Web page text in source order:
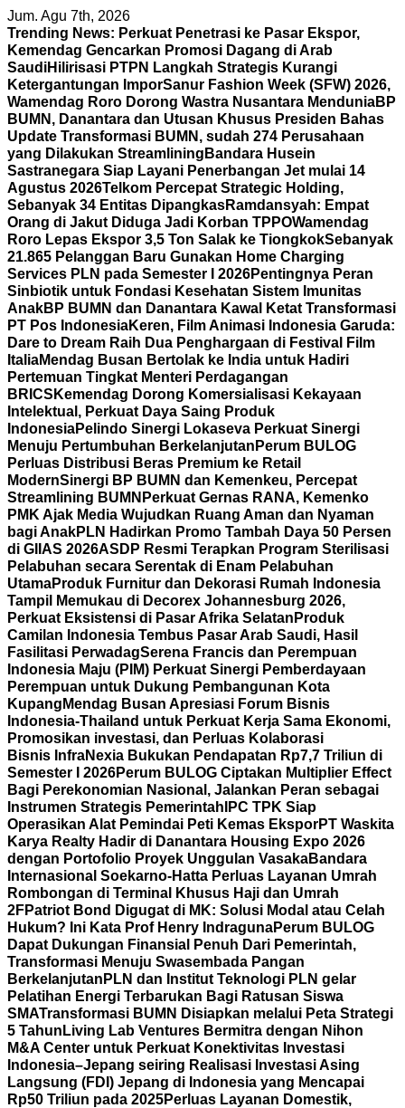
Skip
to
content
Jum. Agu 7th, 2026
Trending News: Perkuat Penetrasi ke Pasar Ekspor,
Kemendag Gencarkan Promosi Dagang di Arab
SaudiHilirisasi PTPN Langkah Strategis Kurangi
Ketergantungan ImporSanur Fashion Week (SFW) 2026,
Wamendag Roro Dorong Wastra Nusantara MenduniaBP
BUMN, Danantara dan Utusan Khusus Presiden Bahas
Update Transformasi BUMN, sudah 274 Perusahaan
yang Dilakukan Streamlining Bandara Husein
Sastranegara Siap Layani Penerbangan Jet mulai 14
Agustus 2026Telkom Percepat Strategic Holding,
Sebanyak 34 Entitas DipangkasRamdansyah: Empat
Orang di Jakut Diduga Jadi Korban TPPOWamendag
Roro Lepas Ekspor 3,5 Ton Salak ke TiongkokSebanyak
21.865 Pelanggan Baru Gunakan Home Charging
Services PLN pada Semester I 2026Pentingnya Peran
Sinbiotik untuk Fondasi Kesehatan Sistem Imunitas
AnakBP BUMN dan Danantara Kawal Ketat Transformasi
PT Pos IndonesiaKeren, Film Animasi Indonesia Garuda:
Dare to Dream Raih Dua Penghargaan di Festival Film
ItaliaMendag Busan Bertolak ke India untuk Hadiri
Pertemuan Tingkat Menteri Perdagangan
BRICS Kemendag Dorong Komersialisasi Kekayaan
Intelektual, Perkuat Daya Saing Produk
IndonesiaPelindo Sinergi Lokaseva Perkuat Sinergi
Menuju Pertumbuhan Berkelanjutan Perum BULOG
Perluas Distribusi Beras Premium ke Retail
ModernSinergi BP BUMN dan Kemenkeu, Percepat
Streamlining BUMN Perkuat Gernas RANA, Kemenko
PMK Ajak Media Wujudkan Ruang Aman dan Nyaman
bagi AnakPLN Hadirkan Promo Tambah Daya 50 Persen
di GIIAS 2026ASDP Resmi Terapkan Program Sterilisasi
Pelabuhan secara Serentak di Enam Pelabuhan
UtamaProduk Furnitur dan Dekorasi Rumah Indonesia
Tampil Memukau di Decorex Johannesburg 2026,
Perkuat Eksistensi di Pasar Afrika Selatan Produk
Camilan Indonesia Tembus Pasar Arab Saudi, Hasil
Fasilitasi PerwadagSerena Francis dan Perempuan
Indonesia Maju (PIM) Perkuat Sinergi Pemberdayaan
Perempuan untuk Dukung Pembangunan Kota
Kupang Mendag Busan Apresiasi Forum Bisnis
Indonesia-Thailand untuk Perkuat Kerja Sama Ekonomi,
Promosikan investasi, dan Perluas Kolaborasi
Bisnis InfraNexia Bukukan Pendapatan Rp7,7 Triliun di
Semester I 2026Perum BULOG Ciptakan Multiplier Effect
Bagi Perekonomian Nasional, Jalankan Peran sebagai
Instrumen Strategis Pemerintah IPC TPK Siap
Operasikan Alat Pemindai Peti Kemas EksporPT Waskita
Karya Realty Hadir di Danantara Housing Expo 2026
dengan Portofolio Proyek Unggulan VasakaBandara
Internasional Soekarno-Hatta Perluas Layanan Umrah
Rombongan di Terminal Khusus Haji dan Umrah
2FPatriot Bond Digugat di MK: Solusi Modal atau Celah
Hukum? Ini Kata Prof Henry IndragunaPerum BULOG
Dapat Dukungan Finansial Penuh Dari Pemerintah,
Transformasi Menuju Swasembada Pangan
Berkelanjutan PLN dan Institut Teknologi PLN gelar
Pelatihan Energi Terbarukan Bagi Ratusan Siswa
SMATransformasi BUMN Disiapkan melalui Peta Strategi
5 Tahun Living Lab Ventures Bermitra dengan Nihon
M&A Center untuk Perkuat Konektivitas Investasi
Indonesia–Jepang seiring Realisasi Investasi Asing
Langsung (FDI) Jepang di Indonesia yang Mencapai
Rp50 Triliun pada 2025Perluas Layanan Domestik,